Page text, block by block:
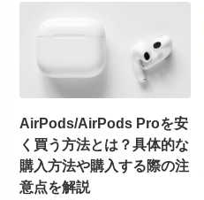
AirPods/AirPods Proを安
く買う方法とは？具体的な
購入方法や購入する際の注
意点を解説